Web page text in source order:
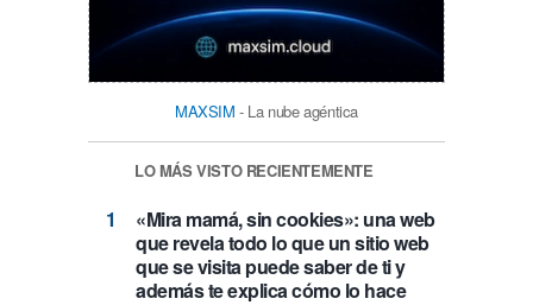
MAXSIM - La nube agéntica
LO MÁS VISTO RECIENTEMENTE
«Mira mamá, sin cookies»: una web
que revela todo lo que un sitio web
que se visita puede saber de ti y
además te explica cómo lo hace